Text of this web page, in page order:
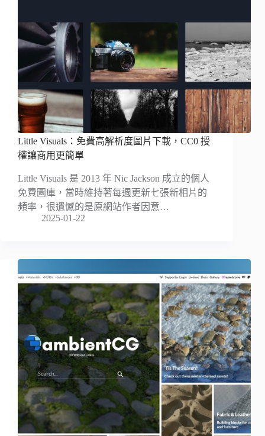
Little Visuals：免費高解析度圖片下載，CC0 授
權讓商用更簡單
Little Visuals 是 2013 年 Nic Jackson 成立的個人
免費圖庫，當時維持著每週更新七張新相片的
頻率，很遺憾的是原網站作者因意…
2025-01-22